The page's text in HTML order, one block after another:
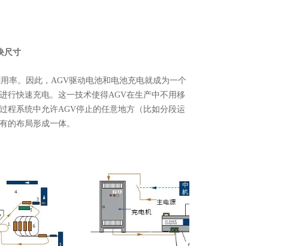
尺寸
率。因此，AGV驱动电池和电池充电就成为一个
行快速充电。这一技术使得AGV在生产中不用移
程系统中允许AGV停止的任意地方（比如分段运
的布局形成一体。